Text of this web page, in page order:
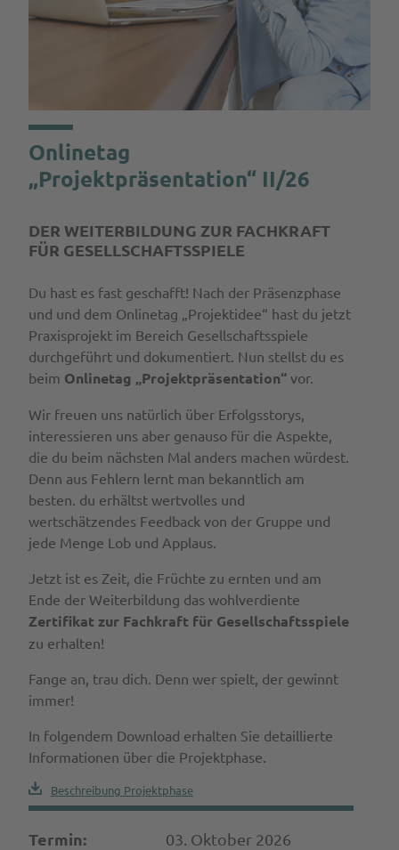
Onlinetag
„Projektpräsentation“ II/26
DER WEITERBILDUNG ZUR FACHKRAFT
FÜR GESELLSCHAFTSSPIELE
Du hast es fast geschafft! Nach der Präsenzphase
und und dem Onlinetag „Projektidee“ hast du jetzt
Praxisprojekt im Bereich Gesellschaftsspiele
durchgeführt und dokumentiert. Nun stellst du es
beim Onlinetag „Projektpräsentation“ vor.
Wir freuen uns natürlich über Erfolgsstorys,
interessieren uns aber genauso für die Aspekte,
die du beim nächsten Mal anders machen würdest.
Denn aus Fehlern lernt man bekanntlich am
besten. du erhältst wertvolles und
wertschätzendes Feedback von der Gruppe und
jede Menge Lob und Applaus.
Jetzt ist es Zeit, die Früchte zu ernten und am
Ende der Weiterbildung das wohlverdiente
Zertifikat zur Fachkraft für Gesellschaftsspiele
zu erhalten!
Fange an, trau dich. Denn wer spielt, der gewinnt
immer!
In folgendem Download erhalten Sie detaillierte
Informationen über die Projektphase.
Beschreibung Projektphase
Termin: 03. Oktober 2026